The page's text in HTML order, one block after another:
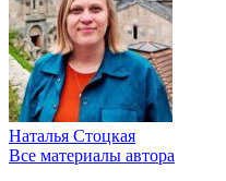
Наталья Стоцкая
Все материалы автора